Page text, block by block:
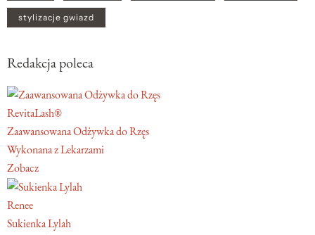
stylizacje gwiazd
Redakcja poleca
RevitaLash®
Zaawansowana Odżywka do Rzęs
Wykonana z Lekarzami
Zobacz
Renee
Sukienka Lylah